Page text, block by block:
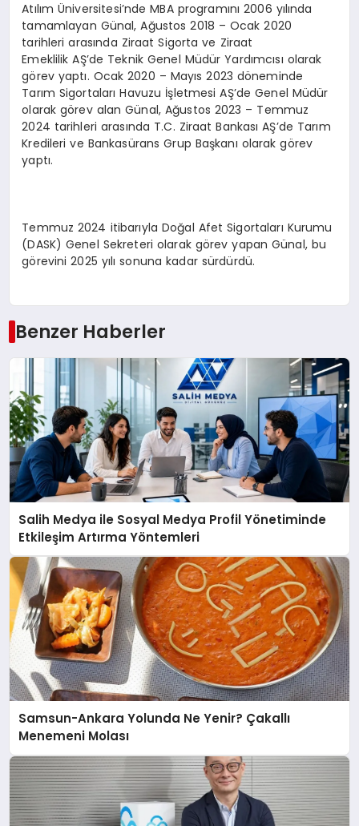
Atılım Üniversitesi’nde MBA programını 2006 yılında
tamamlayan Günal, Ağustos 2018 – Ocak 2020
tarihleri arasında Ziraat Sigorta ve Ziraat
Emeklilik AŞ’de Teknik Genel Müdür Yardımcısı olarak
görev yaptı. Ocak 2020 – Mayıs 2023 döneminde
Tarım Sigortaları Havuzu İşletmesi AŞ’de Genel Müdür
olarak görev alan Günal, Ağustos 2023 – Temmuz
2024 tarihleri arasında T.C. Ziraat Bankası AŞ’de Tarım
Kredileri ve Bankasürans Grup Başkanı olarak görev
yaptı.
Temmuz 2024 itibarıyla Doğal Afet Sigortaları Kurumu
(DASK) Genel Sekreteri olarak görev yapan Günal, bu
görevini 2025 yılı sonuna kadar sürdürdü.
Benzer Haberler
Salih Medya ile Sosyal Medya Profil Yönetiminde
Etkileşim Artırma Yöntemleri
Samsun-Ankara Yolunda Ne Yenir? Çakallı
Menemeni Molası